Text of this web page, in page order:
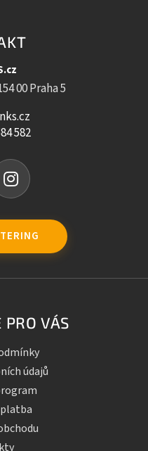
00 Praha 5
582
VÁS
údajů